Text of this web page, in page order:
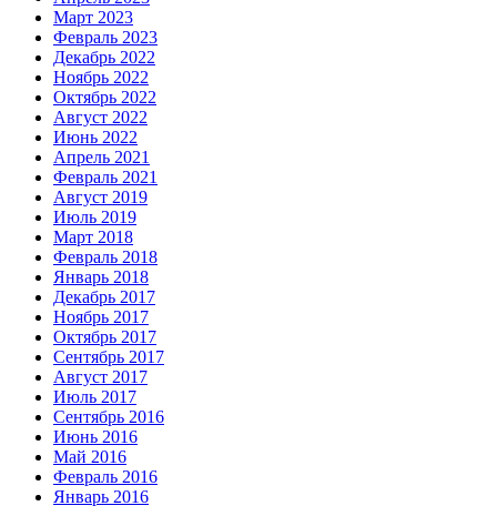
Март 2023
Февраль 2023
Декабрь 2022
Ноябрь 2022
Октябрь 2022
Август 2022
Июнь 2022
Апрель 2021
Февраль 2021
Август 2019
Июль 2019
Март 2018
Февраль 2018
Январь 2018
Декабрь 2017
Ноябрь 2017
Октябрь 2017
Сентябрь 2017
Август 2017
Июль 2017
Сентябрь 2016
Июнь 2016
Май 2016
Февраль 2016
Январь 2016